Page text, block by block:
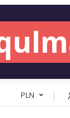
PLN